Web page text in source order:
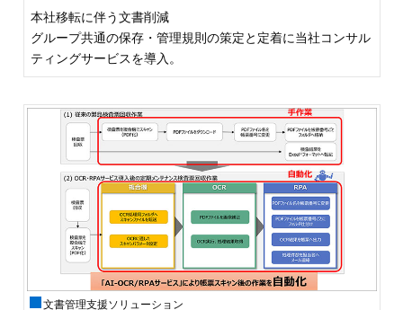
本社移転に伴う文書削減
グループ共通の保存・管理規則の策定と定着に当社コンサル
ティングサービスを導入。
文書管理支援ソリューション